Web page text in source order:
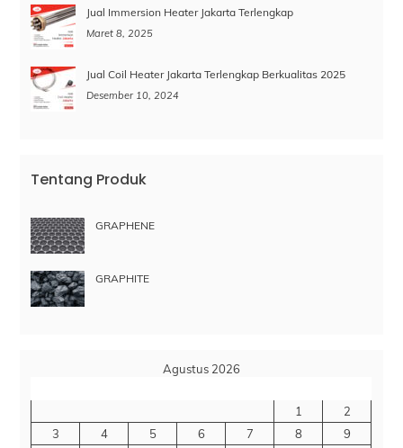
Jual Immersion Heater Jakarta Terlengkap
Maret 8, 2025
Jual Coil Heater Jakarta Terlengkap Berkualitas 2025
Desember 10, 2024
Tentang Produk
GRAPHENE
GRAPHITE
Agustus 2026
1
2
3
4 5 6 7 8
9